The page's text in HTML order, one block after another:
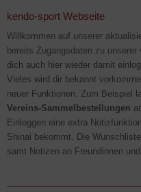
kendo-sport Webseite
Willkommen auf unserer
bereits Zugangsdaten zu
dich auch hier wieder damit
Vieles wird dir bekannt
neuer Funktionen. Zum Beispiel
Vereins-Sammelbestellungen
Einloggen eine extra
Shinai bekommt. Die
samt Notizen an Freundinnen